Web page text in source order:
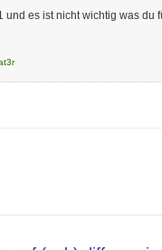
und es ist nicht wichtig was du